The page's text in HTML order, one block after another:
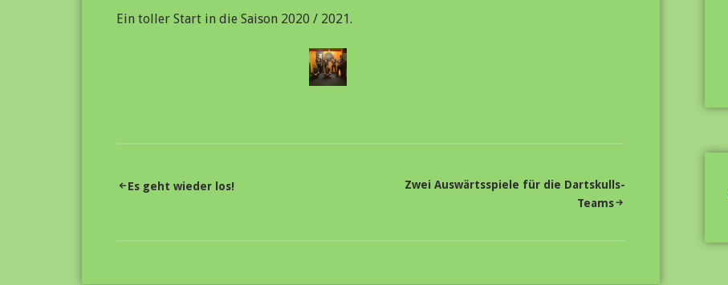
Ein toller Start in die Saison 2020 / 2021.
Beitragsnavigation
Es geht wieder los!
Zwei Auswärtsspiele für die Dartskulls-
Teams